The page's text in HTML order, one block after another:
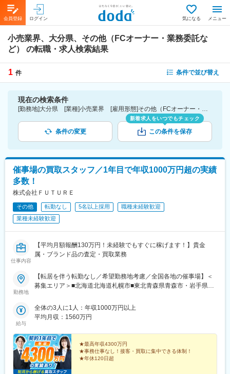
会員登録 ログイン 気になる メニュー
小売業界、大分県、その他（FCオーナー・業務委託な
ど）
の転職・求人検索結果
1 件 条件で並び替え
現在の検索条件
[勤務地]大分県 [業種]小売業界 [雇用形態]その他（FCオーナー・業務委託など）
条件の変更
新着求人をいつでもチェック
この条件を保存
催事場の買取スタッフ／1年目で年収1000万円超の実績
多数！
株式会社ＦＵＴＵＲＥ
その他 転勤なし 5名以上採用
職種未経験歓迎
業種未経験歓迎
仕事内容
【平均月額報酬130万円！未経験でもすぐに稼げます！】貴金
属・ブランド品の査定・買取業務
勤務地
【転居を伴う転勤なし／希望勤務地考慮／全国各地の催事場】＜
募集エリア＞■北海道北海道札幌市■東北青森県青森市・岩手県盛
市■関東・甲信茨城県水戸市・栃木県宇都宮市・群馬県高崎市・埼
玉県さいたま市・千葉県千葉市・東京都23区内・神奈川県横浜
市・愛知県名古屋市・三重県四日市市■北陸新潟県新潟市・富山県
富山市・石川県金沢市・福井県福井市■関西滋賀県大津市・京都府
京都市・大阪府大阪市・兵庫県神戸市・奈良県奈良市・和歌山県
和歌山市■中国・四国鳥取県鳥取市・島根県松江市・岡山県岡山
市・広島県広島市・山口県下関市・徳島県徳島市・香川県高松
給与
全体の3人に1人：年収1000万円以上
平均月収：1560万円
★最高年収4300万円
★事務仕事なし！接客・買取に集中できる体制！
★年休120日超